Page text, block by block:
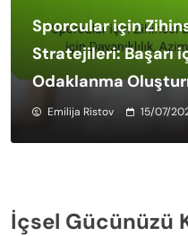
Sporcular için
Stratejileri: Başarı
Odaklanma
Emilija Ristov 15/07/
İçsel Gücünüzü